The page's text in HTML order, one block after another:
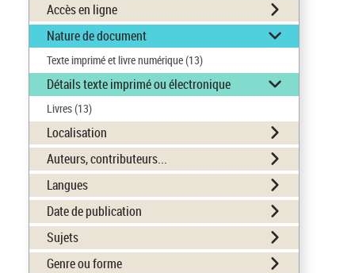
Accès en ligne
Nature de document
Texte imprimé et livre numérique(13)
Détails texte imprimé ou électronique
Livres(13)
Localisation
Auteurs, contributeurs...
Langues
Date de publication
Sujets
Genre ou forme